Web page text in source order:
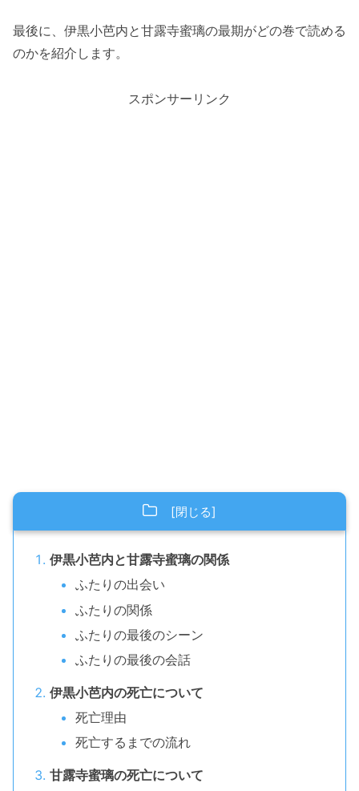
最後に、伊黒小芭内と甘露寺蜜璃の最期がどの巻で読める
のかを紹介します。
スポンサーリンク
伊黒小芭内と甘露寺蜜璃の関係
ふたりの出会い
ふたりの関係
ふたりの最後のシーン
ふたりの最後の会話
伊黒小芭内の死亡について
死亡理由
死亡するまでの流れ
甘露寺蜜璃の死亡について